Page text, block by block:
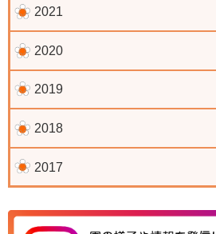
2021
2020
2019
2018
2017